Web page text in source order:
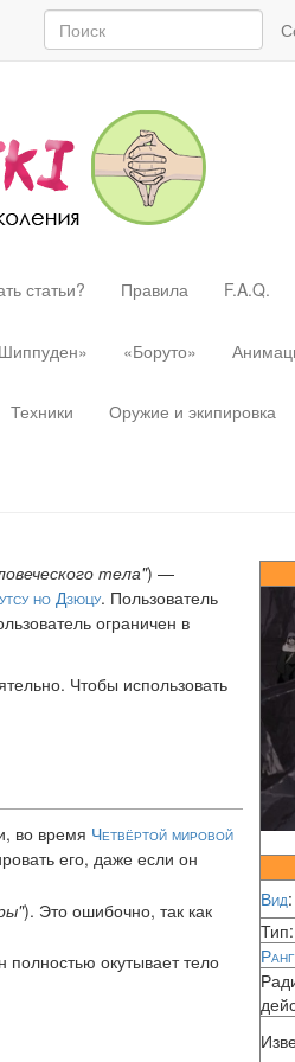
статьи? Правила F.A.Q.
«Боруто»
Техники
Оружие и экипировка
Вид:
Тип:
Ранг
тела") —
но Дзюцу. Пользователь
ограничен в
Чтобы использовать
во время Четвёртой мировой
его, даже если он
). Это ошибочно, так как
полностью окутывает тело